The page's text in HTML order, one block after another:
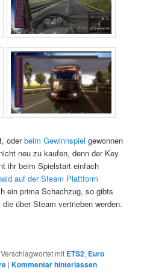
oderbeim Gewinnspiel gewonnen
neu zu kaufen, denn der Key
ihr beim Spielstart einfach
auf der Steam Plattform
ein prima Schachzug, so gibts
über Steam vertrieben werden.
Verschlagwortet mit ETS2, Euro
|Kommentar hinterlassen